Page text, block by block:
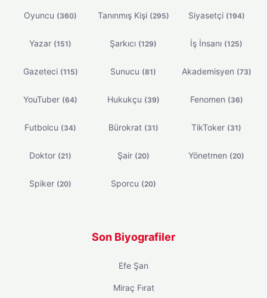
Oyuncu (360) Tanınmış Kişi (295) Siyasetçi (194)
Yazar (151) Şarkıcı (129) İş İnsanı (125)
Gazeteci (115) Sunucu (81) Akademisyen (73)
YouTuber (64) Hukukçu (39) Fenomen (36)
Futbolcu (34) Bürokrat (31) TikToker (31)
Doktor (21) Şair (20) Yönetmen (20)
Spiker (20) Sporcu (20)
Son Biyografiler
Efe Şan
Miraç Fırat